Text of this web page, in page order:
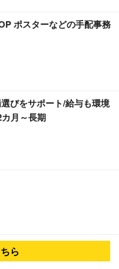
ポスターなどの手配事務
びをサポート/給与も環境
月～長期
ら